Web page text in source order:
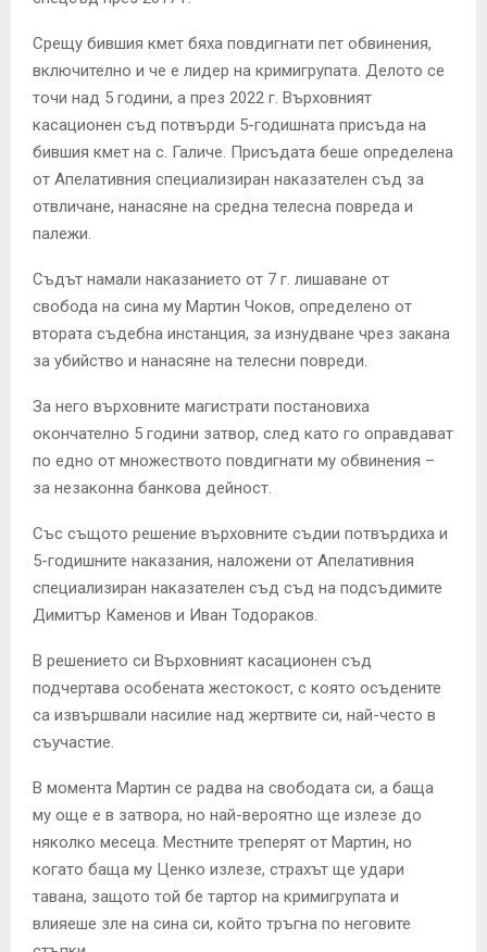
Срещу бившия кмет бяха повдигнати пет обвинения,
включително и че е лидер на кримигрупата. Делото се
точи над 5 години, а през 2022 г. Върховният
касационен съд потвърди 5-годишната присъда на
бившия кмет на с. Галиче. Присъдата беше определена
от Апелативния специализиран наказателен съд за
отвличане, нанасяне на средна телесна повреда и
палежи.
Съдът намали наказанието от 7 г. лишаване от
свобода на сина му Мартин Чоков, определено от
втората съдебна инстанция, за изнудване чрез закана
за убийство и нанасяне на телесни повреди.
За него върховните магистрати постановиха
окончателно 5 години затвор, след като го оправдават
по едно от множеството повдигнати му обвинения –
за незаконна банкова дейност.
Със същото решение върховните съдии потвърдиха и
5-годишните наказания, наложени от Апелативния
специализиран наказателен съд съд на подсъдимите
Димитър Каменов и Иван Тодораков.
В решението си Върховният касационен съд
подчертава особената жестокост, с която осъдените
са извършвали насилие над жертвите си, най-често в
съучастие.
В момента Мартин се радва на свободата си, а баща
му още е в затвора, но най-вероятно ще излезе до
няколко месеца. Местните треперят от Мартин, но
когато баща му Ценко излезе, страхът ще удари
тавана, защото той бе тартор на кримигрупата и
влияеше зле на сина си, който тръгна по неговите